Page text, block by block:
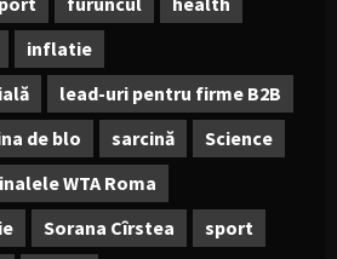
inflatie
lead-uri pentru firme B2B
de blo sarcină
Science
WTA Roma
Sorana Cîrstea
sport